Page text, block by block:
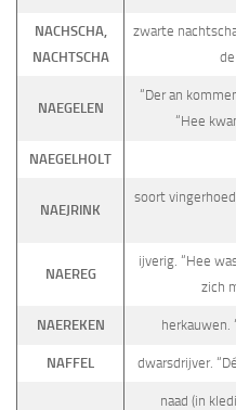
NACHSCHA,
NACHTSCHA
zwarte
NAEGELEN
“Der an
“Hee
NAEGELHOLT
NAEJRINK
soort
NAEREG
ijverig. “Hee
zich
NAEREKEN herkauwen.
NAFFEL dwarsdrijver.
naad (in